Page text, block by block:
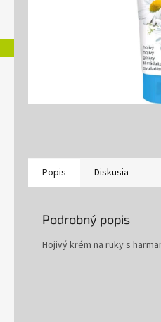
Popis Diskusia
Podrobný popis
Hojivý krém na ruky s